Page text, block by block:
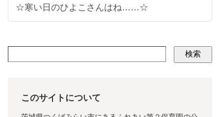
☆寒い日のひよこさんはね……☆
検索
このサイトについて